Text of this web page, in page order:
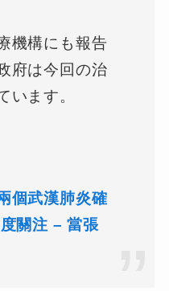
機構にも報告
府は今回の治
います。
個武漢肺炎確
關注 – 當張